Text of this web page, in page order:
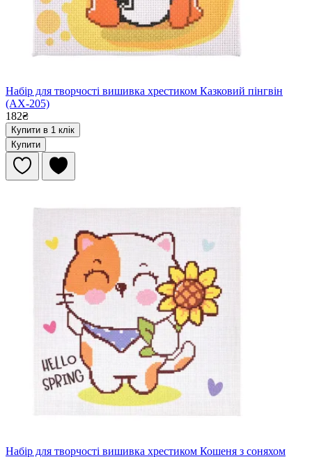
Набір для творчості вишивка хрестиком Казковий пінгвін
(AX-205)
182₴
Купити в 1 клік
Купити
Набір для творчості вишивка хрестиком Кошеня з соняхом